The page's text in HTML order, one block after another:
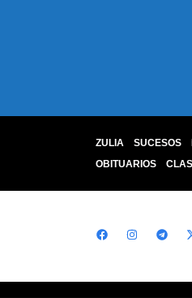
ZULIA SUCESOS
OBITUARIOS